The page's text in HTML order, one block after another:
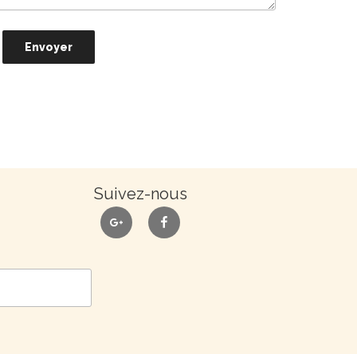
Suivez-nous
google facebook